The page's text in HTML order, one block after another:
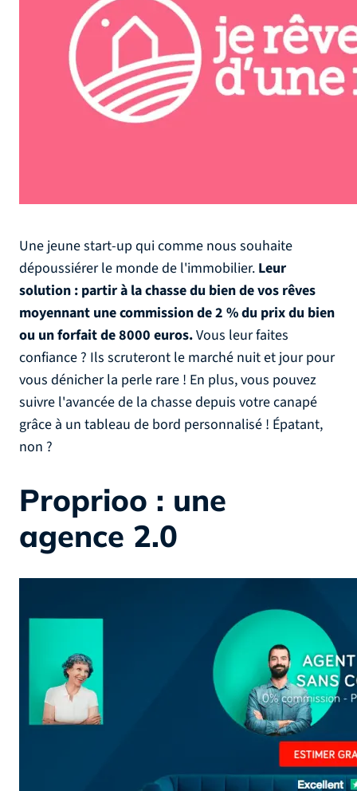
Une jeune start-up qui comme nous souhaite
dépoussiérer le monde de l'immobilier. Leur
solution : partir à la chasse du bien de vos rêves
moyennant une commission de 2 % du prix du bien
ou un forfait de 8000 euros.Vous leur faites
confiance ? Ils scruteront le marché nuit et jour pour
vous dénicher la perle rare ! En plus, vous pouvez
suivre l'avancée de la chasse depuis votre canapé
grâce à un tableau de bord personnalisé ! Épatant,
non ?
Proprioo : une
agence 2.0